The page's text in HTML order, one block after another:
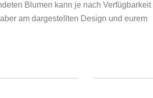
Blumen kann je nach Verfügbarkeit
am dargestellten Design und eurem